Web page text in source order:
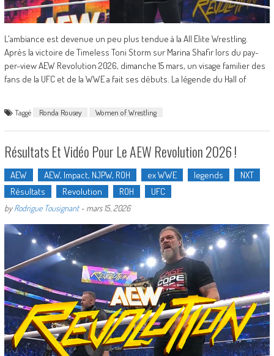
L'ambiance est devenue un peu plus tendue à la All Elite Wrestling.
Après la victoire de Timeless Toni Storm sur Marina Shafir lors du pay-
per-view AEW Revolution 2026, dimanche 15 mars, un visage familier des
fans de la UFC et de la WWE a fait ses débuts. La légende du Hall of
Taggé Ronda Rousey Women of Wrestling
Résultats Et Vidéo Pour Le AEW Revolution 2026 !
AEW AEW, Impact, NJPW, ROH ex WWE legends
NXT
Résultats
Revolution ROH UFC
byRodrigue Tousignant- mars 15, 2026